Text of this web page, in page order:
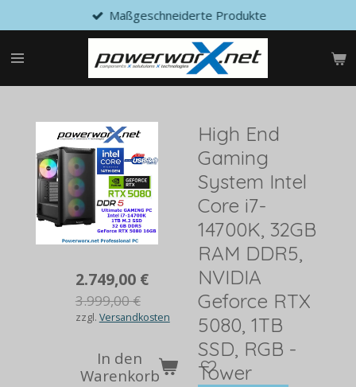
Hauptinhalt
springen
Maßgeschneiderte Produkte
High End
Gaming
System Intel
Core i7-
14700K, 32GB
RAM DDR5,
NVIDIA
Geforce RTX
5080, 1TB
SSD, RGB -
Tower
2.749,00 €
3.999,00 €
zzgl. Versandkosten
In den
Warenkorb